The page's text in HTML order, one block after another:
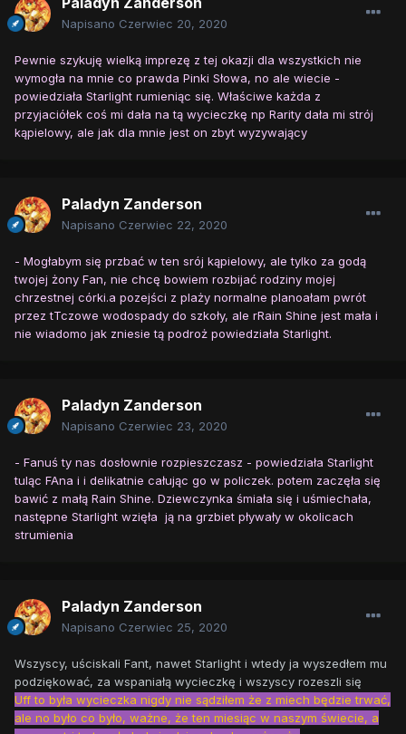
Napisano Czerwiec 20, 2020
Pewnie szykuję wielką imprezę z tej okazji dla wszystkich nie
wymogła na mnie co prawda Pinki Słowa, no ale wiecie -
powiedziała Starlight rumieniąc się. Właściwe każda z
przyjaciółek coś mi dała na tą wycieczkę np Rarity dała mi strój
kąpielowy, ale jak dla mnie jest on zbyt wyzywający
Paladyn Zanderson
Napisano Czerwiec 22, 2020
- Mogłabym się przbać w ten srój kąpielowy, ale tylko za godą
twojej żony Fan, nie chcę bowiem rozbijać rodziny mojej
chrzestnej córki.a pozejści z plaży normalne planoałam pwrót
przez tTczowe wodospady do szkoły, ale rRain Shine jest mała i
nie wiadomo jak zniesie tą podroż powiedziała Starlight.
Paladyn Zanderson
Napisano Czerwiec 23, 2020
- Fanuś ty nas dosłownie rozpieszczasz - powiedziała Starlight
tuląc FAna i i delikatnie całując go w policzek. potem zaczęła się
bawić z małą Rain Shine. Dziewczynka śmiała się i uśmiechała,
następne Starlight wzięła ją na grzbiet pływały w okolicach
strumienia
Paladyn Zanderson
Napisano Czerwiec 25, 2020
Wszyscy, uściskali Fant, nawet Starlight i wtedy ja wyszedłem mu
podziękować, za wspaniałą wycieczkę i wszyscy rozeszli się
Uff to była wycieczka nigdy nie sądziłem że z miech będzie trwać,
ale no było co było, ważne, że ten miesiąc w naszym świecie, a